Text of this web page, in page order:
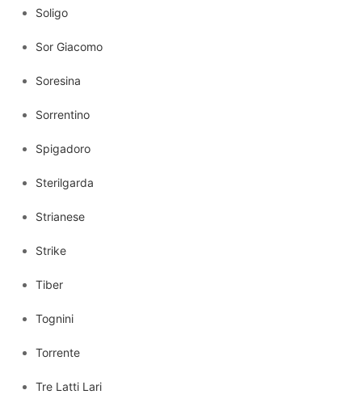
Soligo
Sor Giacomo
Soresina
Sorrentino
Spigadoro
Sterilgarda
Strianese
Strike
Tiber
Tognini
Torrente
Tre Latti Lari